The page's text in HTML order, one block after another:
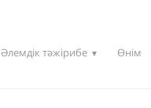
Әлемдік тәжірибе ▼ Өнім